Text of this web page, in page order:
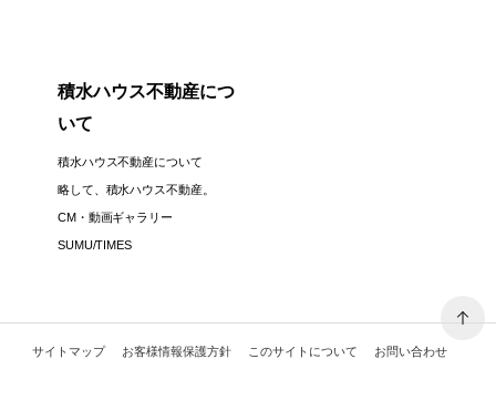
積水ハウス不動産につ
いて
積水ハウス不動産について
略して、積水ハウス不動産。
CM・動画ギャラリー
SUMU/TIMES
サイトマップ お客様情報保護方針 このサイトについて お問い合わせ